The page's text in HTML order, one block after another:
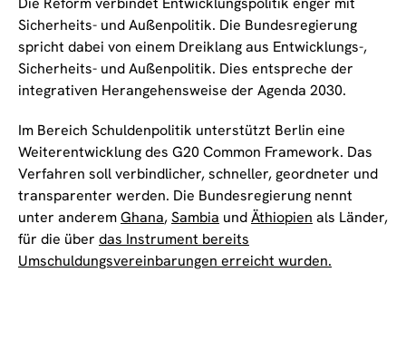
Sicherheits- und Außenpolitik. Die Bundesregierung
spricht dabei von einem Dreiklang aus Entwicklungs-,
Sicherheits- und Außenpolitik. Dies entspreche der
integrativen Herangehensweise der Agenda 2030.
Im Bereich Schuldenpolitik unterstützt Berlin eine
Weiterentwicklung des G20 Common Framework. Das
Verfahren soll verbindlicher, schneller, geordneter und
transparenter werden. Die Bundesregierung nennt
unter anderemGhana,Sambia undÄthiopien als Länder,
für die über das Instrument bereits
Umschuldungsvereinbarungen erreicht wurden.